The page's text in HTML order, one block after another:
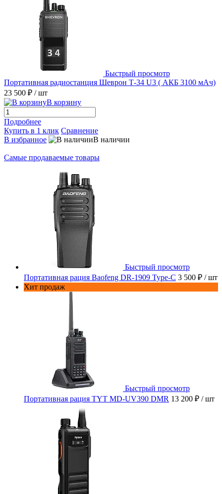
Быстрый просмотр
Портативная радиостанция Шеврон Т-34 U3 ( АКБ 3100 мАч)
23 500 ₽ / шт
В корзину
Подробнее
Купить в 1 клик Сравнение
В избранное
В наличии
Самые продаваемые товары
Быстрый просмотр
Портативная рация Baofeng DR-1909 Type-C 3 500 ₽ / шт
Хит продаж
Быстрый просмотр
Портативная рация TYT MD-UV390 DMR 13 200 ₽ / шт